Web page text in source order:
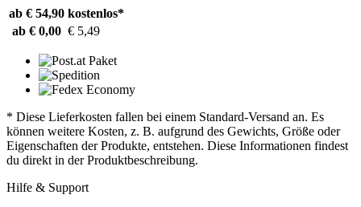
ab € 54,90 kostenlos*
ab € 0,00 € 5,49
* Diese Lieferkosten fallen bei einem Standard-Versand an. Es
können weitere Kosten, z. B. aufgrund des Gewichts, Größe oder
Eigenschaften der Produkte, entstehen. Diese Informationen findest
du direkt in der Produktbeschreibung.
Hilfe & Support